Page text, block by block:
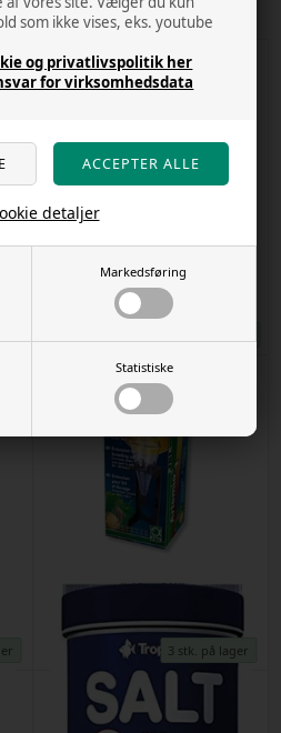
som ikke vises, eks. youtube
og privatlivspolitik her
for virksomhedsdata
Markedsføring
Statistiske
detaljer
Varenr 58434
Kr. 90,00
3 stk. på lager
Kr. 351,00